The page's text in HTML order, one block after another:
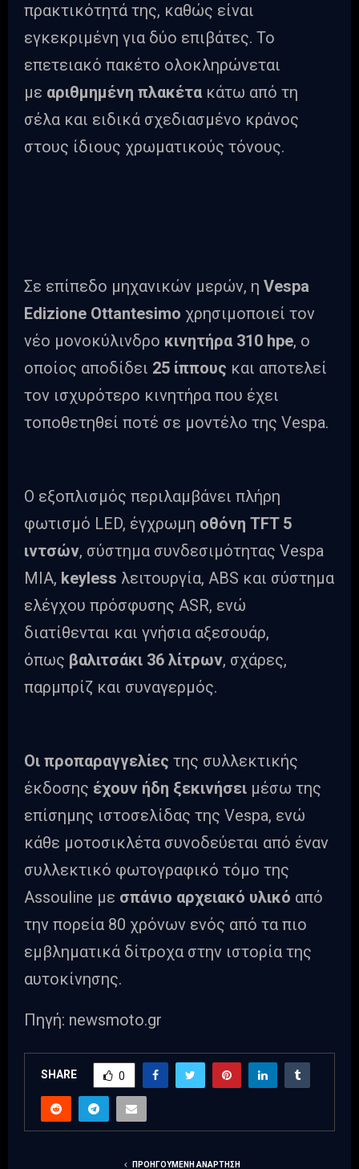
πρακτικότητά της, καθώς είναι
εγκεκριμένη για δύο επιβάτες. Το
επετειακό πακέτο ολοκληρώνεται
με αριθμημένη πλακέτα κάτω από τη
σέλα και ειδικά σχεδιασμένο κράνος
στους ίδιους χρωματικούς τόνους.
Σε επίπεδο μηχανικών μερών, η Vespa
Edizione Ottantesimo χρησιμοποιεί τον
νέο μονοκύλινδρο κινητήρα 310 hpe, ο
οποίος αποδίδει 25 ίππους και αποτελεί
τον ισχυρότερο κινητήρα που έχει
τοποθετηθεί ποτέ σε μοντέλο της Vespa.
Ο εξοπλισμός περιλαμβάνει πλήρη
φωτισμό LED, έγχρωμη οθόνη TFT 5
ιντσών, σύστημα συνδεσιμότητας Vespa
MIA, keyless λειτουργία, ABS και σύστημα
ελέγχου πρόσφυσης ASR, ενώ
διατίθενται και γνήσια αξεσουάρ,
όπως βαλιτσάκι 36 λίτρων, σχάρες,
παρμπρίζ και συναγερμός.
Οι προπαραγγελίες της συλλεκτικής
έκδοσης έχουν ήδη ξεκινήσει μέσω της
επίσημης ιστοσελίδας της Vespa, ενώ
κάθε μοτοσικλέτα συνοδεύεται από έναν
συλλεκτικό φωτογραφικό τόμο της
Assouline με σπάνιο αρχειακό υλικό από
την πορεία 80 χρόνων ενός από τα πιο
εμβληματικά δίτροχα στην ιστορία της
αυτοκίνησης.
Πηγή: newsmoto.gr
SHARE 0
ΠΡΟΗΓΟΎΜΕΝΗ ΑΝΆΡΤΗΣΗ